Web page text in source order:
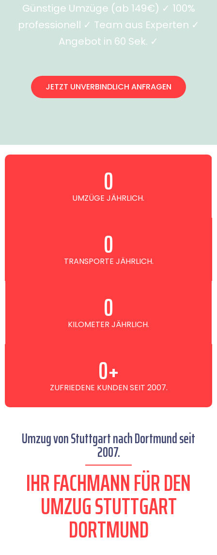
Günstige Umzüge (ab 149€) ✓ 100%
professionell ✓ Team aus Experten ✓
Angebot in 60 Sek. ✓
JETZT UNVERBINDLICH ANFRAGEN
UMZÜGE JÄHRLICH.
0
TRANSPORTE JÄHRLICH.
0
KILOMETER JÄHRLICH.
0
ZUFRIEDENE KUNDEN SEIT 2007.
0+
Umzug von Stuttgart nach Dortmund seit
2007.
IHR FACHMANN FÜR DEN
UMZUG STUTTGART
DORTMUND